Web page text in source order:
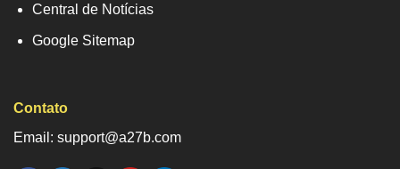
Central de Notícias
Google Sitemap
Contato
Email: support@a27b.com